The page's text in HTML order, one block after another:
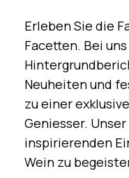
Erleben Sie die
Facetten. Bei
Neuheiten und
zu einer
Geniesser.
inspirierenden
Wein zu